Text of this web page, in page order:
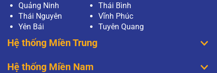
Quảng Ninh
Thái Bình
Thái Nguyên
Vĩnh Phúc
Yên Bái
Tuyên Quang
Hệ thống Miền Trung
Hệ thống Miền Nam